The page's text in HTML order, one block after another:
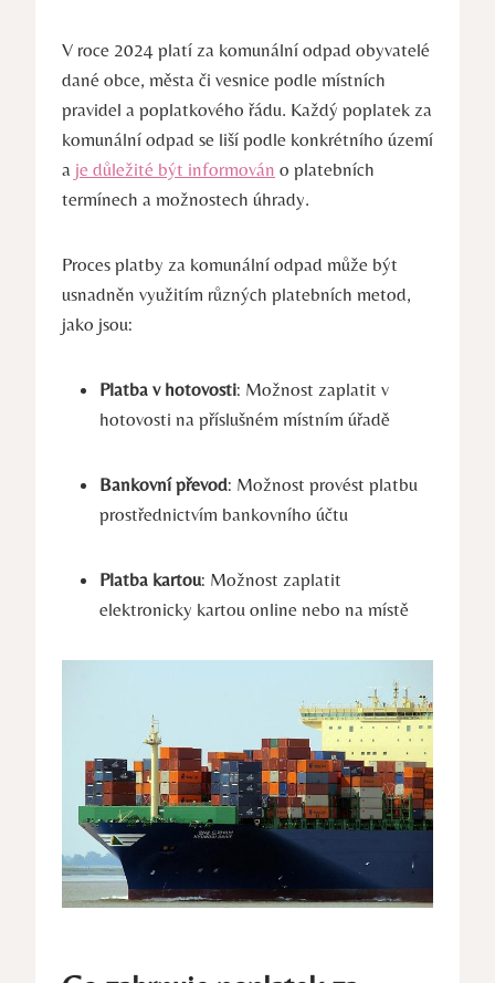
V roce 2024 platí za komunální odpad obyvatelé
dané obce, města či vesnice podle místních
pravidel a poplatkového řádu. Každý poplatek za
komunální odpad se liší podle konkrétního území
a je důležité být informován o platebních
termínech a možnostech úhrady.
Proces platby za komunální odpad může být
usnadněn využitím různých platebních metod,
jako jsou:
Platba v hotovosti: Možnost zaplatit v
hotovosti na příslušném místním úřadě
Bankovní převod: Možnost provést platbu
prostřednictvím bankovního účtu
Platba kartou: Možnost zaplatit
elektronicky kartou online nebo na místě